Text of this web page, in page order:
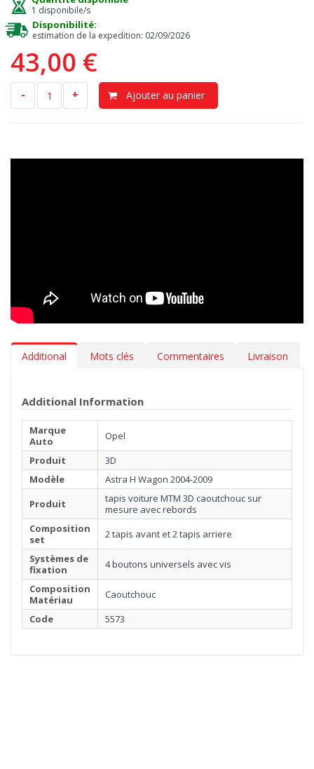
couvrir chaque recoinde votre habitacle
dans toutes les conditions météorologiques.
Protection> notre tapis est la meilleure solution contre la
saleté et l’humidité. Le plancher d’origine reste sec et propre,
évitant tout risque d’odeurs et de moisissure. Les bords en
extrêmement faciles à nettoyer. Pour leur manutention il suffit
d'un simple jet d'eau.
parfum s'évapore en quelques semaines.***
1 disponibile/s
Disponibilité:
estimation de la expedition: 02/09/2026
43,00 €
- + Ajouter au panier
Additional Mots clés Commentaires Livraison
Additional Information
Marque
Auto
Opel
Produit
3D
Modèle
Astra H Wagon 2004-2009
Produit
tapis voiture MTM 3D caoutchouc sur
mesure avec rebords
Composition
set
2 tapis avant et 2 tapis arriere
Systèmes de
fixation
4 boutons universels avec vis
Composition
Matériau
Caoutchouc
Code
5573